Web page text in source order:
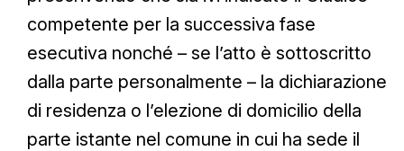
competente per la successiva fase
esecutiva nonché – se l’atto è sottoscritto
dalla parte personalmente – la dichiarazione
di residenza o l’elezione di domicilio della
parte istante nel comune in cui ha sede il